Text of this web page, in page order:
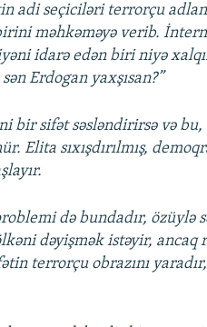
adi seçiciləri terrorçu
məhkəməyə verib.
idarə edən biri niyə
Erdogan yaxşısan?”
bir sifət səsləndirirsə və bu,
Elita sıxışdırılmış,
də bundadır, özüylə
dəyişmək istəyir, ancaq
terrorçu obrazını